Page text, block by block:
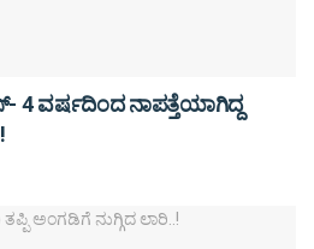
4 ವರ್ಷದಿಂದ ನಾಪತ್ತೆಯಾಗಿದ್ದ